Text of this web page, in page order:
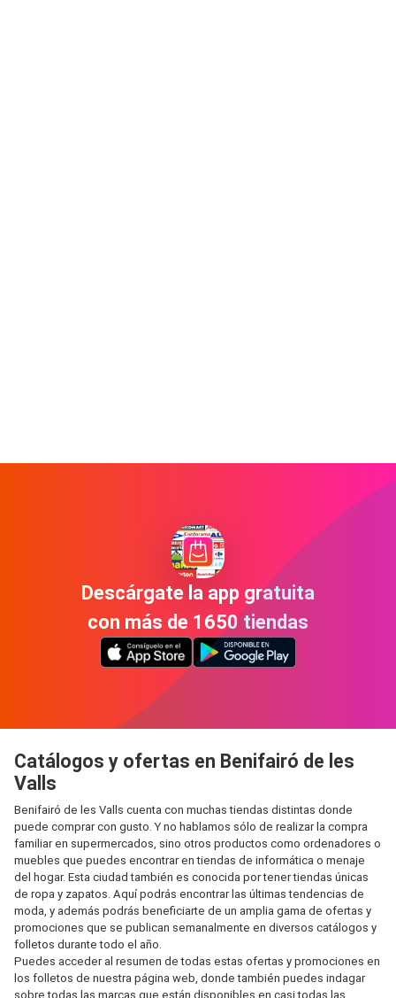
Descárgate la app gratuita
con más de 1650 tiendas
Catálogos y ofertas en Benifairó de les
Valls
Benifairó de les Valls cuenta con muchas tiendas distintas donde
puede comprar con gusto. Y no hablamos sólo de realizar la compra
familiar en supermercados, sino otros productos como ordenadores o
muebles que puedes encontrar en tiendas de informática o menaje
del hogar. Esta ciudad también es conocida por tener tiendas únicas
de ropa y zapatos. Aquí podrás encontrar las últimas tendencias de
moda, y además podrás beneficiarte de un amplia gama de ofertas y
promociones que se publican semanalmente en diversos catálogos y
folletos durante todo el año.
Puedes acceder al resumen de todas estas ofertas y promociones en
los folletos de nuestra página web, donde también puedes indagar
sobre todas las marcas que están disponibles en casi todas las